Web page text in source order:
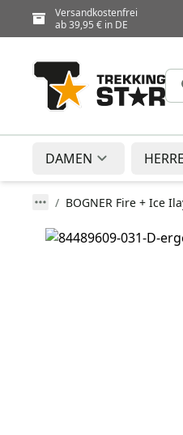
Versandkostenfrei
ab 39,95 € in DE
DAMEN
BOGNER Fire + Ice